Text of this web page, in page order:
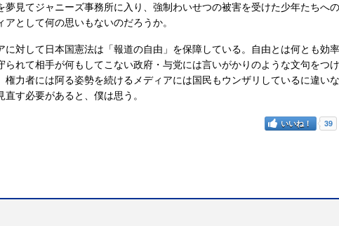
見てジャニーズ事務所に入り、強制わいせつの被害を受けた少年たちへ
アとして何の思いもないのだろうか。
対して日本国憲法は「報道の自由」を保障している。自由とは何とも効
られて相手が何もしてこない政府・与党には言いがかりのような文句をつ
権力者には阿る姿勢を続けるメディアには国民もウンザリしているに違い
す必要があると、僕は思う。
いいね！ 39